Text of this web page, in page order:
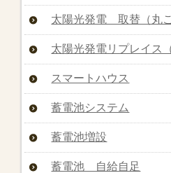
太陽光発電 取替（丸
太陽光発電リプレイス
スマートハウス
蓄電池システム
蓄電池増設
蓄電池 自給自足